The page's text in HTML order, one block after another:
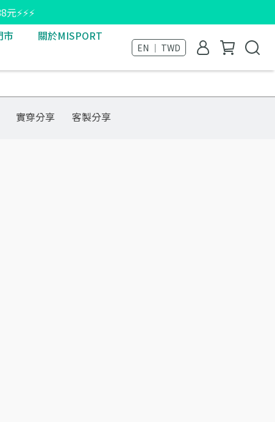
⚡⚡⚡
市
關於MISPORT
EN ｜ TWD
實穿分享 客製分享